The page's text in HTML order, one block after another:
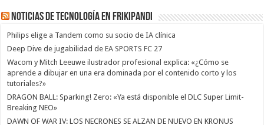
Noticias de Tecnología en Frikipandi
Philips elige a Tandem como su socio de IA clínica
Deep Dive de jugabilidad de EA SPORTS FC 27
Wacom y Mitch Leeuwe ilustrador profesional explica: «¿Cómo se
aprende a dibujar en una era dominada por el contenido corto y los
tutoriales?»
DRAGON BALL: Sparking! Zero: «Ya está disponible el DLC Super Limit-
Breaking NEO»
DAWN OF WAR IV: LOS NECRONES SE ALZAN DE NUEVO EN KRONUS